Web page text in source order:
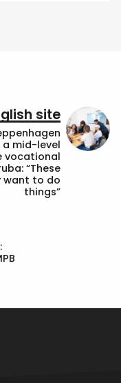
site
mid-level
vocational
“These
want to do
things”